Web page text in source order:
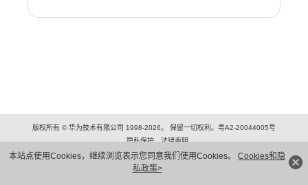
本站点使用Cookies，继续浏览表示您同意我们使用Cookies。 Cookies和隐
私政策>
版权所有 © 华为技术有限公司 1998-2026。 保留一切权利。粤A2-20044005号
隐私保护
法律声明